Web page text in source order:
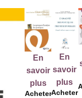
Acheter
En
savoir
plus
Acheter
En
savoir
Acheter